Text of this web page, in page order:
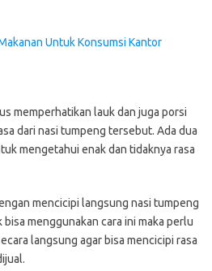
Untuk Konsumsi Kantor
memperhatikan lauk dan juga porsi
dari nasi tumpeng tersebut. Ada dua
mengetahui enak dan tidaknya rasa
mencicipi langsung nasi tumpeng
menggunakan cara ini maka perlu
langsung agar bisa mencicipi rasa